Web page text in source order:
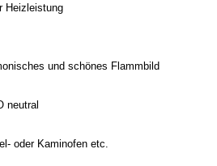
Heizleistung
und schönes Flammbild
neutral
oder Kaminofen etc.